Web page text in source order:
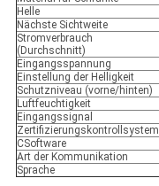
Helle
Nächste Sichtweite
Stromverbrauch
(Durchschnitt)
Eingangsspannung
Einstellung der Helligkeit
Schutzniveau (vorne/hinten)
Luftfeuchtigkeit
Eingangssignal
Zertifizierungskontrollsystem
CSoftware
Art der Kommunikation
Sprache